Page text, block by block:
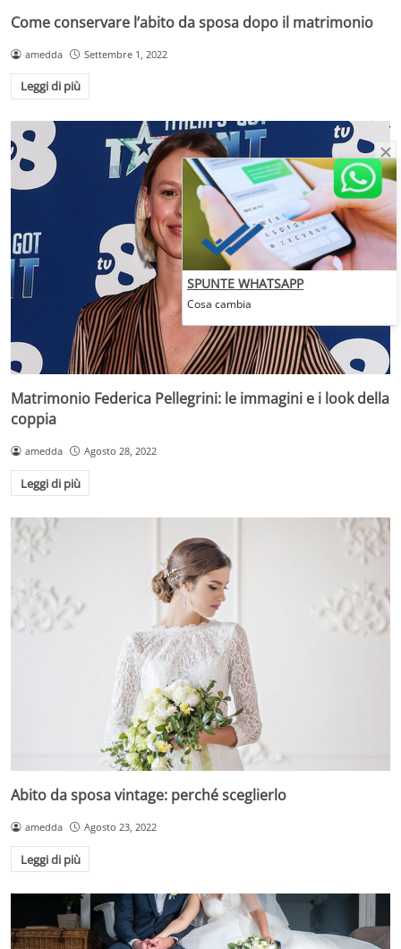
Come conservare l’abito da sposa dopo il matrimonio
amedda Settembre 1, 2022
Leggi di più
Matrimonio Federica Pellegrini: le immagini e i look della
coppia
amedda Agosto 28, 2022
Leggi di più
Abito da sposa vintage: perché sceglierlo
amedda Agosto 23, 2022
Leggi di più
SPUNTE WHATSAPP
Cosa cambia